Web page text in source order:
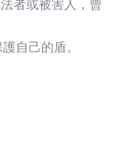
者或被害人，曾
自己的盾。